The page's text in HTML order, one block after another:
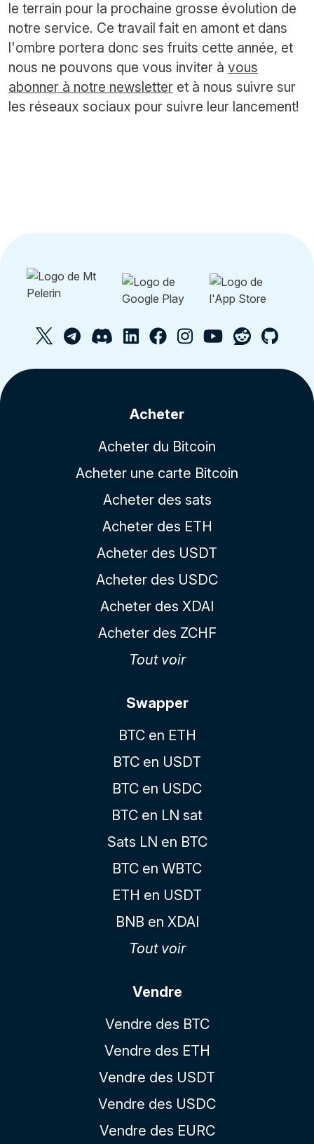
le terrain pour la prochaine grosse évolution de
notre service. Ce travail fait en amont et dans
l'ombre portera donc ses fruits cette année, et
nous ne pouvons que vous inviter à vous
abonner à notre newsletter et à nous suivre sur
les réseaux sociaux pour suivre leur lancement!
Acheter
Acheter du Bitcoin
Acheter une carte Bitcoin
Acheter des sats
Acheter des ETH
Acheter des USDT
Acheter des USDC
Acheter des XDAI
Acheter des ZCHF
Tout voir
Swapper
BTC en ETH
BTC en USDT
BTC en USDC
BTC en LN sat
Sats LN en BTC
BTC en WBTC
ETH en USDT
BNB en XDAI
Tout voir
Vendre
Vendre des BTC
Vendre des ETH
Vendre des USDT
Vendre des USDC
Vendre des EURC